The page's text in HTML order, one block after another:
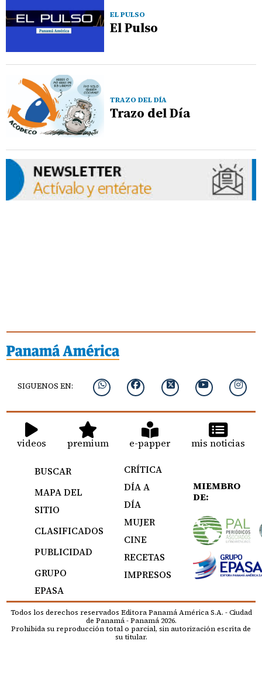
EL PULSO
El Pulso
TRAZO DEL DÍA
Trazo del Día
SIGUENOS EN:
videos premium e-papper mis noticias
BUSCAR
MAPA DEL
SITIO
CLASIFICADOS
PUBLICIDAD
GRUPO
EPASA
CRÍTICA
DÍA A
DÍA
MUJER
CINE
RECETAS
IMPRESOS
MIEMBRO
DE:
Todos los derechos reservados Editora Panamá América S.A. - Ciudad
de Panamá - Panamá 2026.
Prohibida su reproducción total o parcial, sin autorización escrita de
su titular.